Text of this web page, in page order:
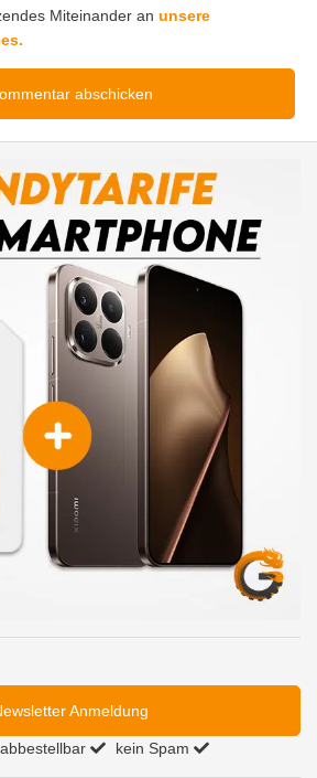
Miteinander an unsere
Anmeldung
kein Spam